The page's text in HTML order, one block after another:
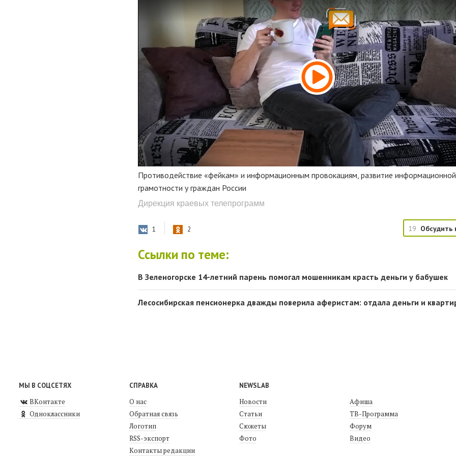
Противодействие «фейкам» и информационным провокациям, развитие информационной
грамотности у граждан России
Дирекция краевых телепрограмм
1 2 19 Обсудить
Ссылки по теме:
В Зеленогорске 14-летний парень помогал мошенникам красть деньги у бабушек
Лесосибирская пенсионерка дважды поверила аферистам: отдала деньги и
МЫ В СОЦСЕТЯХ
ВКонтакте
Одноклассники
СПРАВКА
О нас
Обратная связь
Логотип
RSS-экспорт
Контакты редакции
NEWSLAB
Новости
Статьи
Сюжеты
Фото
Афиша
ТВ-Программа
Форум
Видео